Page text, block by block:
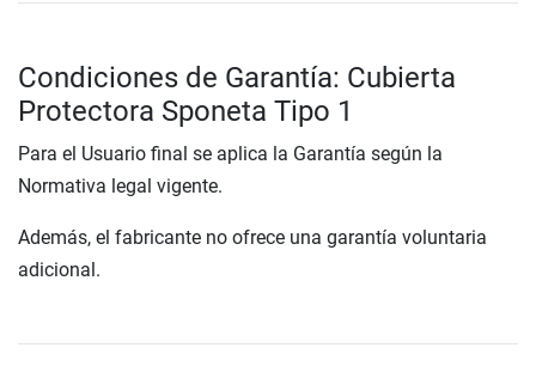
Condiciones de Garantía: Cubierta
Protectora Sponeta Tipo 1
Para el Usuario final se aplica la Garantía según la
Normativa legal vigente.
Además, el fabricante no ofrece una garantía voluntaria
adicional.